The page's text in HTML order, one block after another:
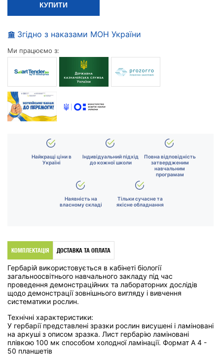
КУПИТИ
Згідно з наказами МОН України
Ми працюємо з:
Найкращі ціни в
Україні
Індивідуальний підхід
до кожної школи
Повна відповідність
затвердженим
навчальним
програмам
Наявність на
власному складі
Тільки сучасне та
якісне обладнання
КОМПЛЕКТАЦІЯ ДОСТАВКА ТА ОПЛАТА
Гербарій використовується в кабінеті біології
загальноосвітнього навчального закладу під час
проведення демонстраційних та лабораторних дослідів
щодо демонстрації зовнішнього вигляду і вивчення
систематики рослин.
Технічні характеристики:
У гербарії представлені зразки рослин висушені і ламіновані
на аркуші з описом зразка. Лист гербарію ламіновані
плівкою 100 мк способом холодної ламінації. Формат А 4 -
50 планшетів